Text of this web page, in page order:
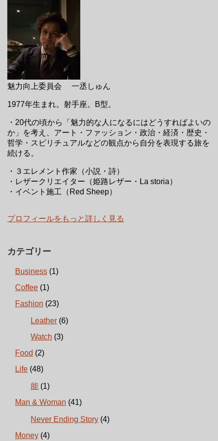
魅力向上委員会 一丞しゅん
1977年生まれ。射手座。B型。
・20代の頃から「魅力的な人になるにはどうすればよいの
か」を考え、アート・ファッション・政治・経済・歴史・
哲学・スピリチュアルなどの観点から自分を表現する旅を
続ける。
・３エレメント作家（小説・詩）
・レザークリエイター（姫路レザー・La storia）
・イベント施工（Red Sheep）
プロフィールをもっと詳しく見る
カテゴリー
Business (1)
Coffee (1)
Fashion (23)
Leather (6)
Watch (3)
Food (2)
Life (48)
能 (1)
Man & Woman (41)
Never Ending Story (4)
Money (4)